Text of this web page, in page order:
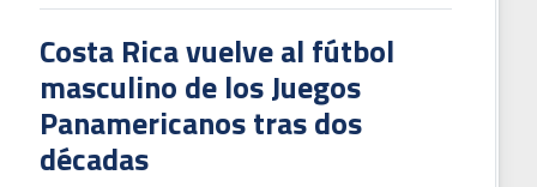
Costa Rica vuelve al fútbol
masculino de los Juegos
Panamericanos tras dos
décadas